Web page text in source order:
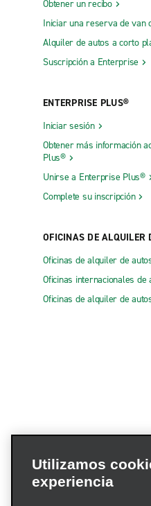
Obtener un recibo
Iniciar una reserva de van
Alquiler de autos a corto
Suscripción a Enterprise
ENTERPRISE PLUS®
Iniciar sesión
Obtener más información
Plus®
Unirse a Enterprise Plus®
Complete su inscripción
OFICINAS DE ALQUILER
Oficinas de alquiler de
Oficinas internacionales
Oficinas de alquiler de
Utilizamos
experiencia